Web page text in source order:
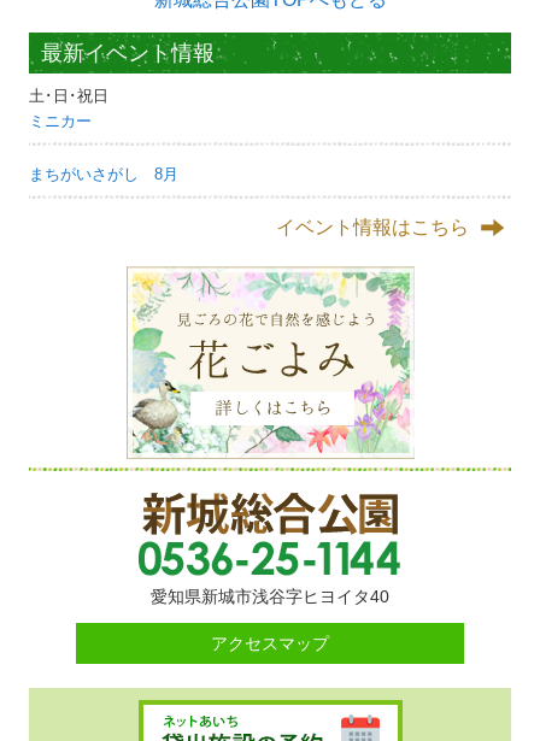
最新イベント情報
土･日･祝日
ミニカー
まちがいさがし 8月
イベント情報はこちら
愛知県新城市浅谷字ヒヨイタ40
アクセスマップ